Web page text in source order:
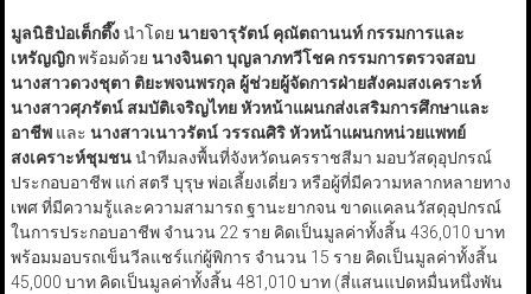
มูลนิธิป่อเต็กตึ๊งนำโดย นายจารุรัตน์ คุณัตถานนท์ กรรมการและ
เหรัญญิกพร้อมด้วย นางจินดา บุญลาภทวีโชค กรรมการตรวจสอบ
นางสาวดวงชุตา ติยะพจนพรกุล ผู้ช่วยผู้จัดการฝ่ายสังคมสงเคราะห์
นางสาวศุภรัตน์ สมบัติเจริญไทย หัวหน้าแผนกส่งเสริมการศึกษาและ
อาชีพและ นางสาวเนาวรัตน์ วรรณศิริ หัวหน้าแผนกหน่วยแพทย์
สงเคราะห์ชุมชนนำทีมลงพื้นที่จังหวัดนครราชสีมา มอบวัสดุอุปกรณ์
ประกอบอาชีพ แก่ สตรี บุรุษ พ่อเลี้ยงเดี่ยว หรือผู้ที่มีความหลากหลายทาง
เพศ ที่มีความรู้และความสามารถ ฐานะยากจน ขาดแคลนวัสดุอุปกรณ์
ในการประกอบอาชีพ จำนวน 22 ราย คิดเป็นมูลค่าทั้งสิ้น 436,010 บาท
พร้อมมอบรถเข็นวีลแชร์แก่ผู้พิการ จำนวน 15 ราย คิดเป็นมูลค่าทั้งสิ้น
45,000 บาท คิดเป็นมูลค่าทั้งสิ้น 481,010 บาท (สี่แสนแปดหมื่นหนึ่งพัน